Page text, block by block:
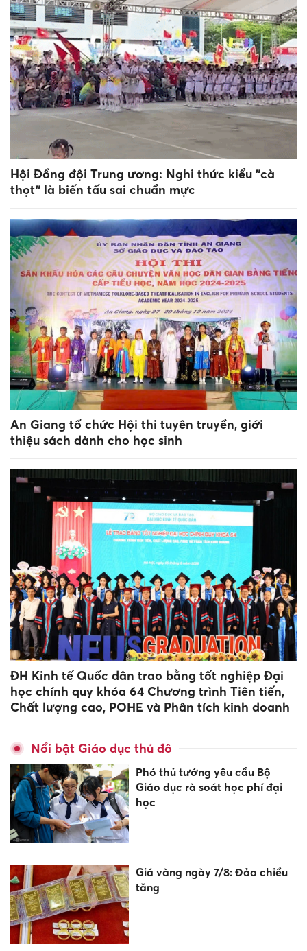
Hội Đồng đội Trung ương: Nghi thức kiểu "cà
thọt" là biến tấu sai chuẩn mực
An Giang tổ chức Hội thi tuyên truyền, giới
thiệu sách dành cho học sinh
ĐH Kinh tế Quốc dân trao bằng tốt nghiệp Đại
học chính quy khóa 64 Chương trình Tiên tiến,
Chất lượng cao, POHE và Phân tích kinh doanh
Nổi bật Giáo dục thủ đô
Phó thủ tướng yêu cầu Bộ
Giáo dục rà soát học phí đại
học
Giá vàng ngày 7/8: Đảo chiều
tăng